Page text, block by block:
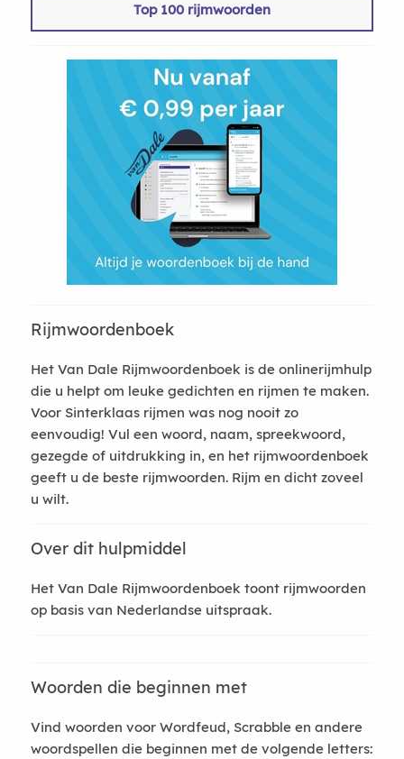
Top 100 rijmwoorden
Rijmwoordenboek
Het Van Dale Rijmwoordenboek is de onlinerijmhulp
die u helpt om leuke gedichten en rijmen te maken.
Voor Sinterklaas rijmen was nog nooit zo
eenvoudig! Vul een woord, naam, spreekwoord,
gezegde of uitdrukking in, en het rijmwoordenboek
geeft u de beste rijmwoorden. Rijm en dicht zoveel
u wilt.
Over dit hulpmiddel
Het Van Dale Rijmwoordenboek toont rijmwoorden
op basis van Nederlandse uitspraak.
Woorden die beginnen met
Vind woorden voor Wordfeud, Scrabble en andere
woordspellen die beginnen met de volgende letters: